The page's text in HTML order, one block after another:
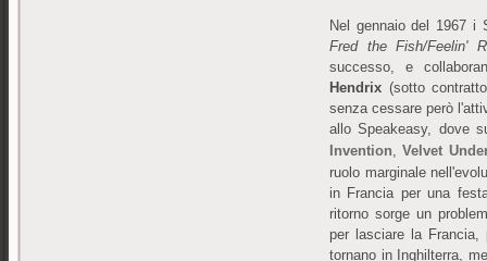
Nel gennaio del 1967 i
Fred the Fish/Feelin'
successo, e
Hendrix (sotto
senza cessare però
allo Speakeasy, dove
Invention,Velvet
ruolo marginale
in Francia per una
ritorno sorge un
per lasciare la
tornano in Inghilterra,